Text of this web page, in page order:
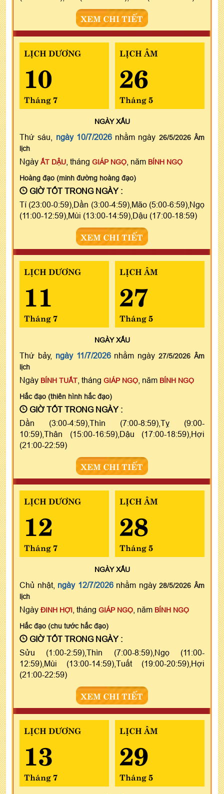
XEM CHI TIẾT
LỊCH DƯƠNG
10
Tháng 7
LỊCH ÂM
26
Tháng 5
NGÀYXẤU
Thứ sáu, ngày 10/7/2026nhằm ngày 26/5/2026 Âm
lịch
Ngày ẤT DẬU , tháng GIÁP NGỌ , năm BÍNH NGỌ
Hoàng đạo (minh đường hoàng đạo)
GIỜ TỐT TRONG NGÀY :
Tí (23:00-0:59),Dần (3:00-4:59),Mão (5:00-6:59),Ngọ
(11:00-12:59),Mùi (13:00-14:59),Dậu (17:00-18:59)
XEM CHI TIẾT
LỊCH DƯƠNG
11
Tháng 7
LỊCH ÂM
27
Tháng 5
NGÀYXẤU
Thứ bảy, ngày 11/7/2026nhằm ngày27/5/2026 Âm
lịch
Ngày BÍNH TUẤT , tháng GIÁP NGỌ , năm BÍNH NGỌ
Hắc đạo (thiên hình hắc đạo)
GIỜ TỐT TRONG NGÀY :
Dần (3:00-4:59),Thìn (7:00-8:59),Tỵ (9:00-
10:59),Thân (15:00-16:59),Dậu (17:00-18:59),Hợi
(21:00-22:59)
XEM CHI TIẾT
LỊCH DƯƠNG
12
Tháng 7
LỊCH ÂM
28
Tháng 5
NGÀYXẤU
Chủ nhật, ngày 12/7/2026nhằm ngày28/5/2026 Âm
lịch
Ngày ĐINH HỢI , tháng GIÁP NGỌ , năm BÍNH NGỌ
Hắc đạo (chu tước hắc đạo)
GIỜ TỐT TRONG NGÀY :
Sửu (1:00-2:59),Thìn (7:00-8:59),Ngọ (11:00-
12:59),Mùi (13:00-14:59),Tuất (19:00-20:59),Hợi
(21:00-22:59)
XEM CHI TIẾT
LỊCH DƯƠNG
13
Tháng 7
LỊCH ÂM
29
Tháng 5